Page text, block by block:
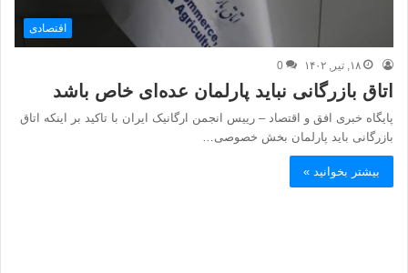
اقتصادی
۱۸, تیر, ۱۴۰۲ 0
اتاق بازرگانی نباید پارلمان عده‌ای خاص باشد
پایگاه خبری افق و اقتصاد – رییس انجمن ارگانیک ایران با تاکید بر اینکه اتاق
بازرگانی باید پارلمان بخش خصوصی…
بیشتر بخوانید »